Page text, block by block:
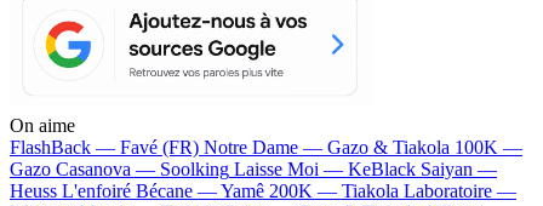
On aime
FlashBack — Favé (FR) Notre Dame — Gazo & Tiakola 100K —
Gazo Casanova — Soolking Laisse Moi — KeBlack Saiyan —
Heuss L'enfoiré Bécane —Yamê 200K — Tiakola Laboratoire —